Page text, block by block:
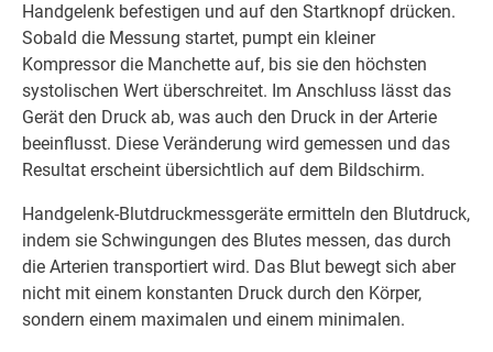
Handgelenk befestigen und auf den Startknopf drücken.
Sobald die Messung startet, pumpt ein kleiner
Kompressor die Manchette auf, bis sie den höchsten
systolischen Wert überschreitet. Im Anschluss lässt das
Gerät den Druck ab, was auch den Druck in der Arterie
beeinflusst. Diese Veränderung wird gemessen und das
Resultat erscheint übersichtlich auf dem Bildschirm.
Handgelenk-Blutdruckmessgeräte ermitteln den Blutdruck,
indem sie Schwingungen des Blutes messen, das durch
die Arterien transportiert wird. Das Blut bewegt sich aber
nicht mit einem konstanten Druck durch den Körper,
sondern einem maximalen und einem minimalen.